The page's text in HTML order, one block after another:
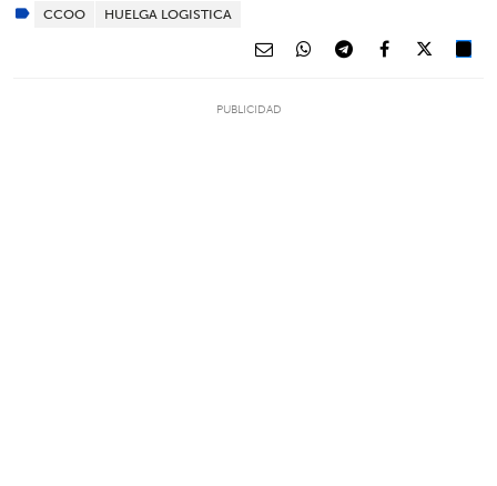
CCOO HUELGA LOGISTICA